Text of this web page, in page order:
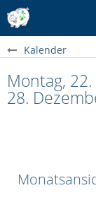
Kalender
Montag,
28.